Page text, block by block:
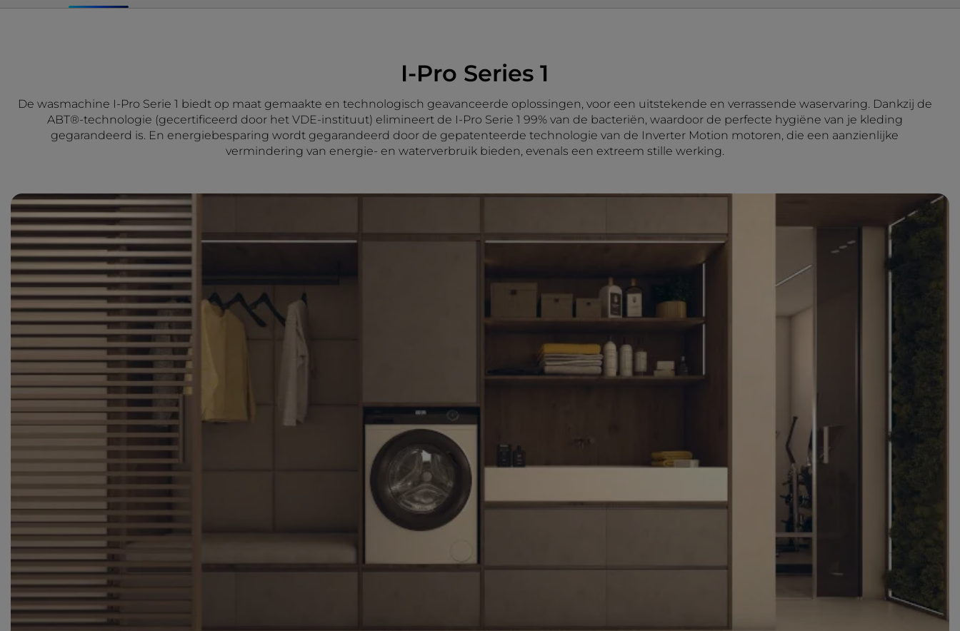
I-Pro Series 1
De wasmachine I-Pro Serie 1 biedt op maat gemaakte en technologisch geavanceerde oplossingen, voor een uitstekende en verrassende waservaring. Dankzij de
ABT®-technologie (gecertificeerd door het VDE-instituut) elimineert de I-Pro Serie 1 99% van de bacteriën, waardoor de perfecte hygiëne van je kleding
gegarandeerd is. En energiebesparing wordt gegarandeerd door de gepatenteerde technologie van de Inverter Motion motoren, die een aanzienlijke
vermindering van energie- en waterverbruik bieden, evenals een extreem stille werking.